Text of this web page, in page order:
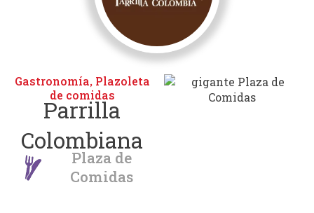
Gastronomía, Plazoleta
de comidas
Parrilla
Colombiana
Plaza de
Comidas